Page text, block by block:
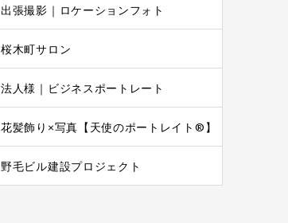
出張撮影｜ロケーションフォト
桜木町サロン
法人様｜ビジネスポートレート
花髪飾り×写真【天使のポートレイト®】
野毛ビル建設プロジェクト